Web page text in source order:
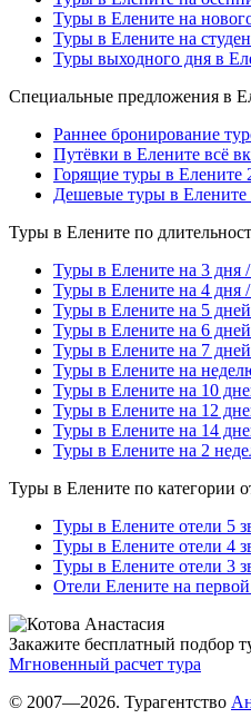
Туры в Елените на
Туры в Елените на
Туры выходного дня в
Специальные предложения в
Раннее бронирование
Путёвки в Елените всё
Горящие туры в Елените
Дешевые туры в Елените
Туры в Елените по
Туры в Елените на 3 дня
Туры в Елените на 4 дня
Туры в Елените на 5
Туры в Елените на 6
Туры в Елените на 7
Туры в Елените на
Туры в Елените на 10
Туры в Елените на 12
Туры в Елените на 14
Туры в Елените на 2
Туры в Елените по категории
Туры в Елените отели 5
Туры в Елените отели 4
Туры в Елените отели 3
Отели Елените на
Закажите бесплатный подбор
Мгновенный расчет тура
© 2007—2026. Турагентство